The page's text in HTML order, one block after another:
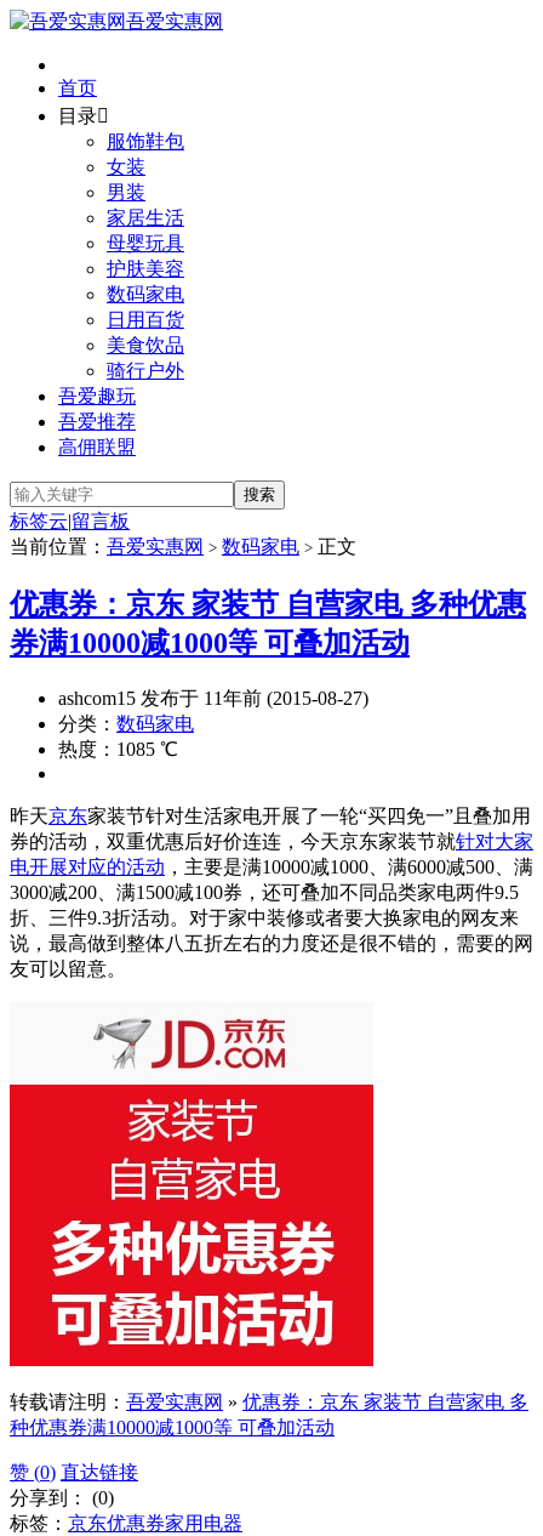
吾爱实惠网
首页
目录
服饰鞋包
女装
男装
家居生活
母婴玩具
护肤美容
数码家电
日用百货
美食饮品
骑行户外
吾爱趣玩
吾爱推荐
高佣联盟
标签云|留言板
当前位置： 吾爱实惠网 > 数码家电 > 正文
优惠券：京东 家装节 自营家电 多种优惠
券满10000减1000等 可叠加活动
ashcom15 发布于 11年前 (2015-08-27)
分类： 数码家电
热度：1085 ℃
昨天京东家装节针对生活家电开展了一轮“买四免一”且叠加用
券的活动，双重优惠后好价连连，今天京东家装节就针对大家
电开展对应的活动 ，主要是满10000减1000、满6000减500、满
3000减200、满1500减100券，还可叠加不同品类家电两件9.5
折、三件9.3折活动。对于家中装修或者要大换家电的网友来
说，最高做到整体八五折左右的力度还是很不错的，需要的网
友可以留意。
转载请注明： 吾爱实惠网 » 优惠券：京东 家装节 自营家电 多
种优惠券满10000减1000等 可叠加活动
赞 (0) 直达链接
分享到： (0)
标签： 京东优惠券家用电器